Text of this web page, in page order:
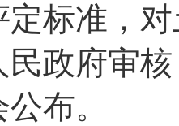
定标准，
民政府审
布。